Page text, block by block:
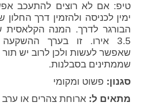
טיפ: אם לא רוצים להתעכב
ימין לכניסה ולהזמין דרך
הבורגר לדרך. המנה
3.5 אירו. זו בערך
שאפשר לעשות ולכן לרוב יש
שממתינים בסבלנות.
סגנון: פשוט ומקומי
מתאים ל: ארוחת צהרים או ערב